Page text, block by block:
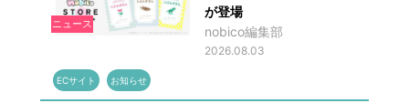
ニュース
が登場
nobico編集部
2026.08.03
ECサイト お知らせ